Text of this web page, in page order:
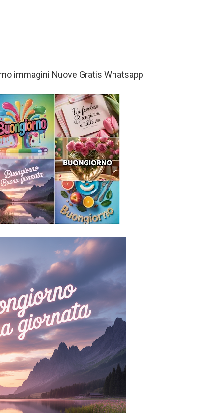
immagini Nuove Gratis Whatsapp